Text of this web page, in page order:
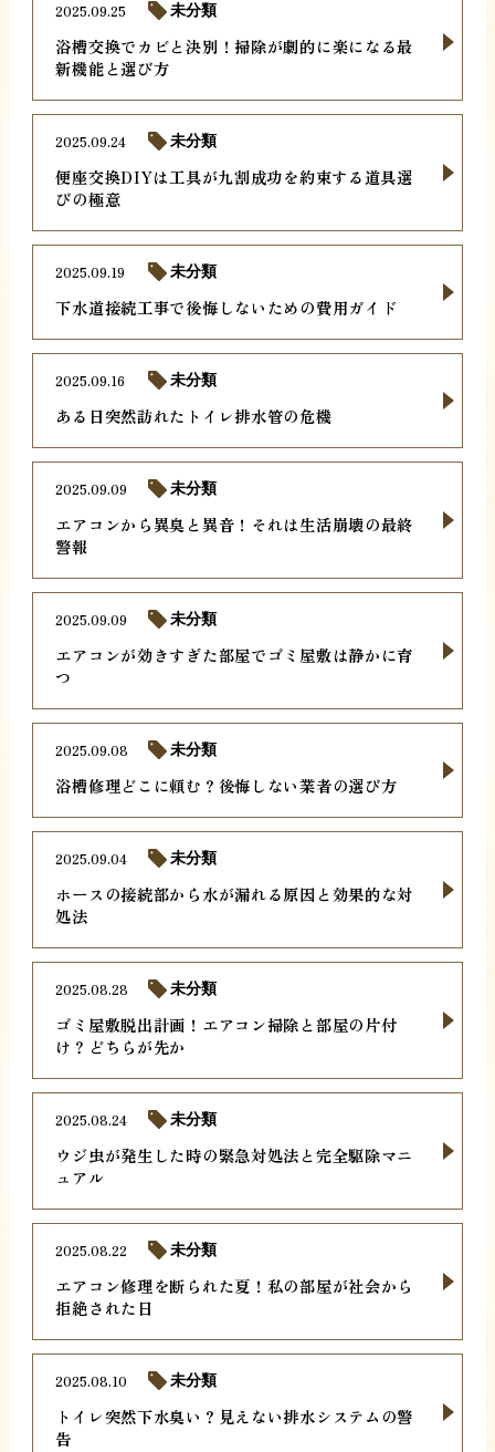
浴槽交換でカビと決別！掃除が劇的に楽になる最
新機能と選び方
2025.09.25 未分類
便座交換DIYは工具が九割成功を約束する道具選
びの極意
2025.09.24 未分類
下水道接続工事で後悔しないための費用ガイド
2025.09.19 未分類
ある日突然訪れたトイレ排水管の危機
2025.09.16 未分類
エアコンから異臭と異音！それは生活崩壊の最終
警報
2025.09.09 未分類
エアコンが効きすぎた部屋でゴミ屋敷は静かに育
つ
2025.09.09 未分類
浴槽修理どこに頼む？後悔しない業者の選び方
2025.09.08 未分類
ホースの接続部から水が漏れる原因と効果的な対
処法
2025.09.04 未分類
ゴミ屋敷脱出計画！エアコン掃除と部屋の片付
け？どちらが先か
2025.08.28 未分類
ウジ虫が発生した時の緊急対処法と完全駆除マニ
ュアル
2025.08.24 未分類
エアコン修理を断られた夏！私の部屋が社会から
拒絶された日
2025.08.22 未分類
トイレ突然下水臭い？見えない排水システムの警
告
2025.08.10 未分類